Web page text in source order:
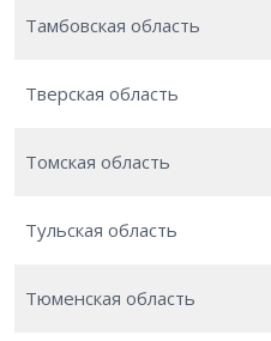
Тамбовская область
Тверская область
Томская область
Тульская область
Тюменская область